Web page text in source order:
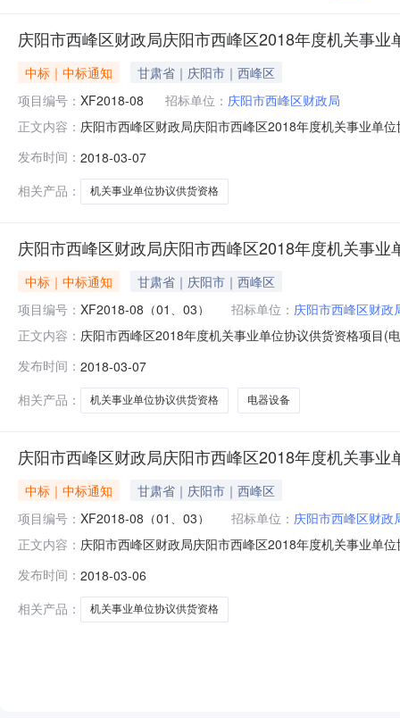
庆阳市西峰区财政局庆阳市西峰区2018年度机关事
中标｜中标通知
甘肃省｜庆阳市｜西峰区
项目编号： XF2018-08 招标单位： 庆阳市西峰区财政局
正文内容： 庆阳市西峰区财政局庆阳市西峰区2018年度机关事业单
进堂,齐学文,王盼翔,邱毅,张满仓总中标金额￥0万元（
发布时间： 2018-03-07
相关产品：
机关事业单位协议供货资格
庆阳市西峰区财政局庆阳市西峰区2018年度机关事业
中标｜中标通知
甘肃省｜庆阳市｜西峰区
项目编号： XF2018-08（01、03） 招标单位： 庆阳市西峰区财政
正文内容： 庆阳市西峰区2018年度机关事业单位协议供货资格项目(
08（01、03）2.中标企业：电器设备1）企业名称：庆
司企业
发布时间： 2018-03-07
相关产品：
机关事业单位协议供货资格 电器设备
庆阳市西峰区财政局庆阳市西峰区2018年度机关事
中标｜中标通知
甘肃省｜庆阳市｜西峰区
项目编号： XF2018-08（01、03） 招标单位： 庆阳市西峰区财政
正文内容： 庆阳市西峰区财政局庆阳市西峰区2018年度机关事业单
具)公开招标中标公告庆阳市西峰区政府采购中心受庆阳
进行了确定，评标小组
发布时间： 2018-03-06
相关产品：
机关事业单位协议供货资格